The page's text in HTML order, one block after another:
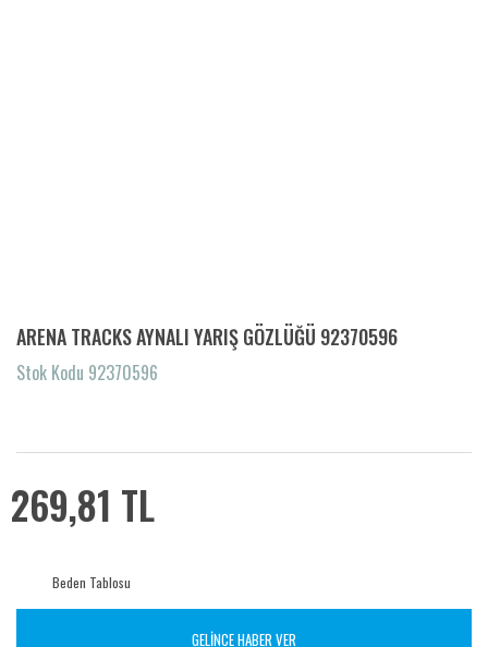
ARENA TRACKS AYNALI YARIŞ GÖZLÜĞÜ 92370596
Stok Kodu 92370596
269,81 TL
Beden Tablosu
GELİNCE HABER VER